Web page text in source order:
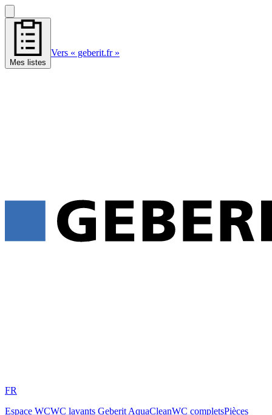
Mes listes
Vers « geberit.fr »
FR
Espace WCWC lavants Geberit AquaCleanWC completsPièces